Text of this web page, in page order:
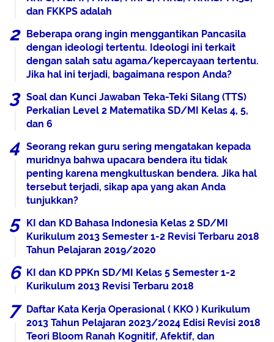
dan FKKPS adalah
Beberapa orang ingin menggantikan Pancasila
dengan ideologi tertentu. Ideologi ini terkait
dengan salah satu agama/kepercayaan tertentu.
Jika hal ini terjadi, bagaimana respon Anda?
Soal dan Kunci Jawaban Teka-Teki Silang (TTS)
Perkalian Level 2 Matematika SD/MI Kelas 4, 5,
dan 6
Seorang rekan guru sering mengatakan kepada
muridnya bahwa upacara bendera itu tidak
penting karena mengkultuskan bendera. Jika hal
tersebut terjadi, sikap apa yang akan Anda
tunjukkan?
KI dan KD Bahasa Indonesia Kelas 2 SD/MI
Kurikulum 2013 Semester 1-2 Revisi Terbaru 2018
Tahun Pelajaran 2019/2020
KI dan KD PPKn SD/MI Kelas 5 Semester 1-2
Kurikulum 2013 Revisi Terbaru 2018
Daftar Kata Kerja Operasional ( KKO ) Kurikulum
2013 Tahun Pelajaran 2023/2024 Edisi Revisi 2018
Teori Bloom Ranah Kognitif, Afektif, dan